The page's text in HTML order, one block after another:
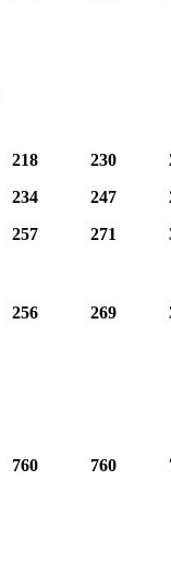
218
234
257
230
247
271
256 269
760 760